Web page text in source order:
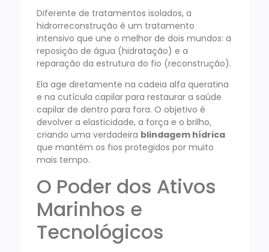
Diferente de tratamentos isolados, a
hidrorreconstrução é um tratamento
intensivo que une o melhor de dois mundos: a
reposição de água (hidratação) e a
reparação da estrutura do fio (reconstrução).
Ela age diretamente na cadeia alfa queratina
e na cutícula capilar para restaurar a saúde
capilar de dentro para fora. O objetivo é
devolver a elasticidade, a força e o brilho,
criando uma verdadeira blindagem hídrica
que mantém os fios protegidos por muito
mais tempo.
O Poder dos Ativos
Marinhos e
Tecnológicos